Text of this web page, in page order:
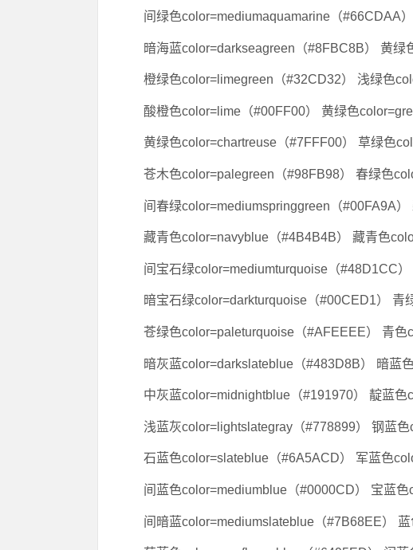
间绿色color=mediumaquamarine（#66CDAA
暗海蓝color=darkseagreen（#8FBC8B） 黄绿
橙绿色color=limegreen（#32CD32） 浅绿色
酸橙色color=lime（#00FF00） 黄绿色
黄绿色color=chartreuse（#7FFF00） 草绿色
苍木色color=palegreen（#98FB98） 春绿色
间春绿color=mediumspringgreen（#00FA9A
藏青色color=navyblue（#4B4B4B） 藏青色
间宝石绿color=mediumturquoise（#48D1CC
暗宝石绿color=darkturquoise（#00CED1） 青
苍绿色color=paleturquoise（#AFEEEE） 青色
暗灰蓝color=darkslateblue（#483D8B） 暗蓝
中灰蓝color=midnightblue（#191970） 靛蓝色
浅蓝灰color=lightslategray（#778899） 钢蓝
石蓝色color=slateblue（#6A5ACD） 军蓝色
间蓝色color=mediumblue（#0000CD） 宝蓝
间暗蓝color=mediumslateblue（#7B68EE）